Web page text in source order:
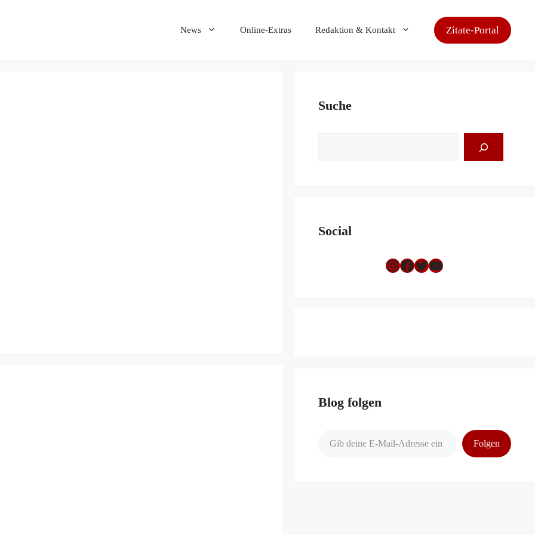
News Online-Extras Redaktion & Kontakt Zitate-Portal
Suche
Social
Instagram
Facebook
Twitter
YouTube
Blog folgen
Folgen